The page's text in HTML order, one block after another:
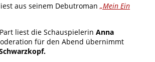
aus seinem Debutroman „Mein Ein
liest die Schauspielerin Anna
für den Abend übernimmt